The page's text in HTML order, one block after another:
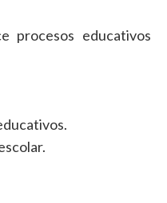
procesos educativos